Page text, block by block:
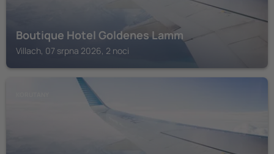
Boutique Hotel Goldenes Lamm
Villach, 07 srpna 2026, 2 noci